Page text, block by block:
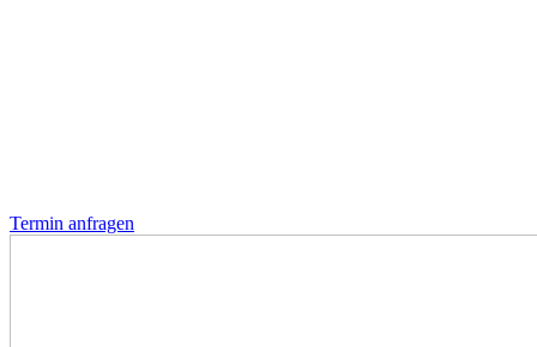
Termin anfragen